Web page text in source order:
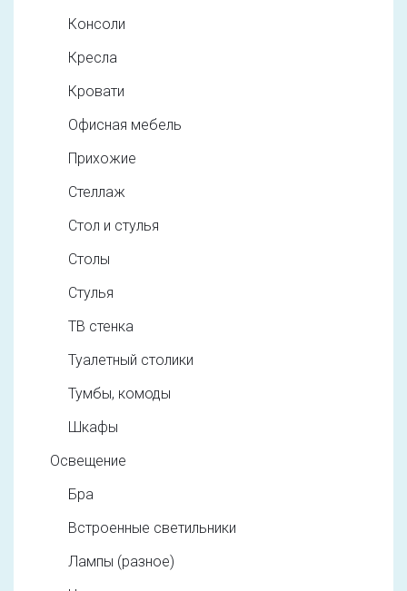
Консоли
Кресла
Кровати
Офисная мебель
Прихожие
Стеллаж
Стол и стулья
Столы
Стулья
ТВ стенка
Туалетный столики
Тумбы, комоды
Шкафы
Освещение
Бра
Встроенные светильники
Лампы (разное)